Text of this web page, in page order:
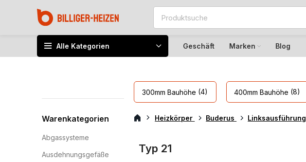
Alle Kategorien Geschäft Marken Blog
Warenkategorien
Abgassysteme
Ausdehnungsgefäße
300mm Bauhöhe (4) 400mm Bauhöhe (8)
Heizkörper Buderus Linksausführung
Typ 21